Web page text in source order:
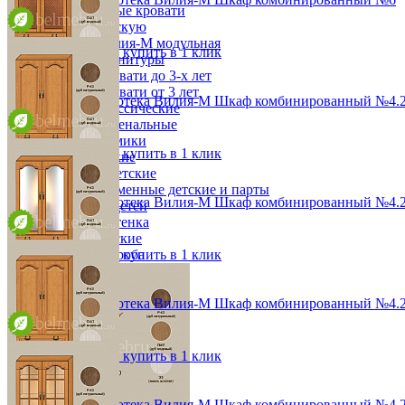
Двухъярусные кровати
Декор в детскую
Детская Вилия-М модульная
Детские гарнитуры
Детские кровати до 3-х лет
Детские кровати от 3 лет
Комоды классические
Комоды пеленальные
Кровати домики
Полки детские
Стеллажи детские
Столы письменные детские и парты
Тумбы для детей
Шведская стенка
Шкафы детские
Ящики и короба
от 39 996 ₽
48,2х190х36,8 см
В корзину
Быстро купить в 1 клик
Модульная библиотека Вилия-М Шкаф комбинированный
от 84 576 ₽
96,4х190х36,8 см
В корзину
Быстро купить в 1 клик
Модульная библиотека Вилия-М Шкаф комбинированный
от 78 552 ₽
96,4х190х36,8 см
В корзину
Быстро купить в 1 клик
Модульная библиотека Вилия-М Шкаф комбинированный
от 80 988 ₽
96,4х190х36,8 см
В корзину
Быстро купить в 1 клик